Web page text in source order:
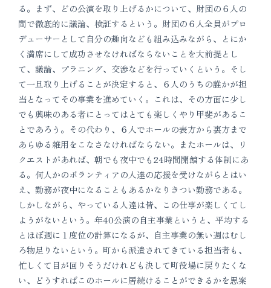
る。まず、どの公演を取り上げるかについて、財団の６人の
間で徹底的に議論、検証するという。財団の６人全員がプロ
デューサーとして自分の趣向なども組み込みながら、とにか
く満席にして成功させなければならないことを大前提とし
て、議論、プラニング、交渉などを行っていくという。そし
て一旦取り上げることが決定すると、６人のうちの誰かが担
当となってその事業を進めていく。これは、その方面に少し
でも興味のある者にとってはとても楽しくやり甲斐があるこ
とであろう。その代わり、６人でホールの表方から裏方まで
あらゆる雑用をこなさなければならない。またホールは、リ
クエストがあれば、朝でも夜中でも24時間開館する体制にあ
る。何人かのボランティアの人達の応援を受けながらとはい
え、勤務が夜中になることもあるかなりきつい勤務である。
しかしながら、やっている人達は皆、この仕事が楽しくてし
ようがないという。年40公演の自主事業というと、平均する
とほぼ週に１度位の計算になるが、自主事業の無い週はむし
ろ物足りないという。町から派遣されてきている担当者も、
忙しくて目が回りそうだけれども決して町役場に戻りたくな
い、どうすればこのホールに居続けることができるかを思案